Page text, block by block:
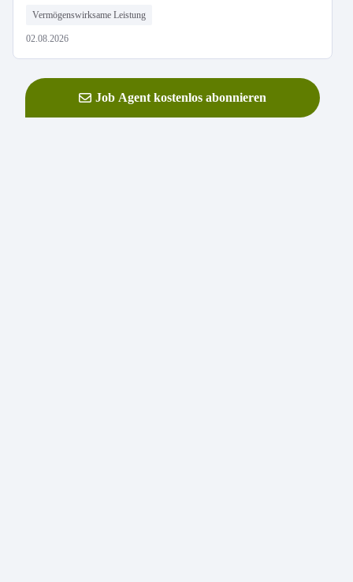
Vermögenswirksame Leistung
02.08.2026
Job Agent kostenlos abonnieren